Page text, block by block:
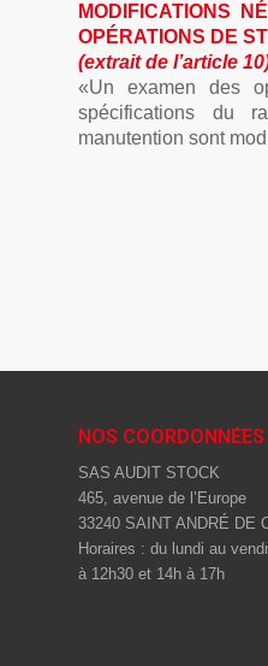
MODIFICATIONS
OPÉRATIONS DE
(extrait de l’article
«Un examen des
spécifications du
manutention sont
NOS COORDONNÉES
SAS AUDIT STOCK
465, avenue de l’Europe
33240 SAINT ANDRÉ DE
Horaires : du lundi au
à 12h30 et 14h à 17h